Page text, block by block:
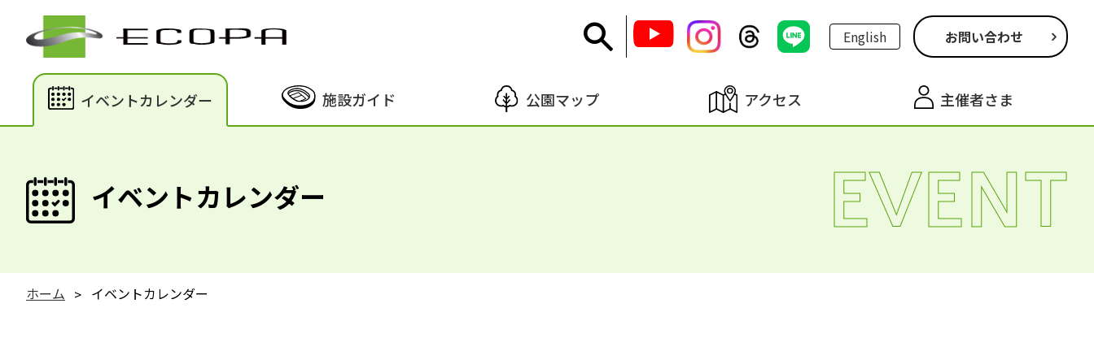
English お問い合わせ
イベントカレンダー 施設ガイド 公園マップ アクセス 主催者さま
イベントカレンダー EVENT
ホーム イベントカレンダー